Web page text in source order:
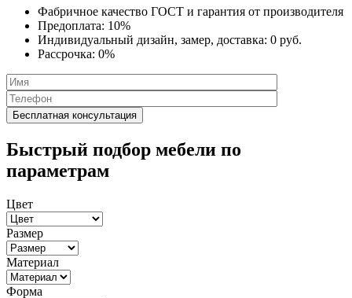
Фабричное качество ГОСТ и гарантия от производителя
Предоплата: 10%
Индивидуальный дизайн, замер, доставка: 0 руб.
Рассрочка: 0%
Быстрый подбор мебели по
параметрам
Цвет
Размер
Материал
Форма